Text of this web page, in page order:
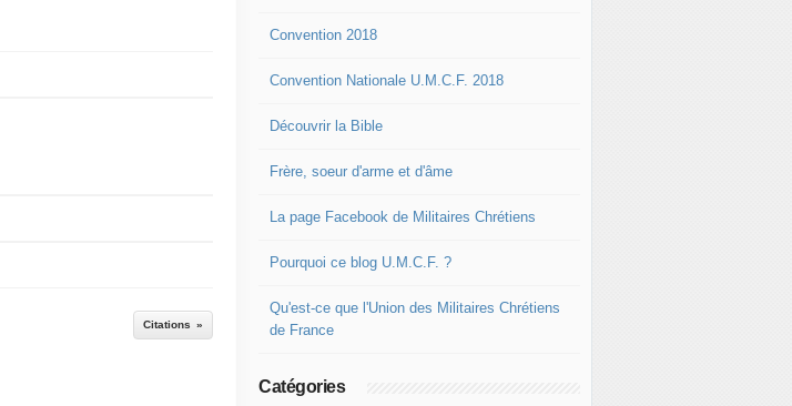
Citations
Convention 2018
Convention Nationale U.M.C.F. 2018
Découvrir la Bible
Frère, soeur d'arme et d'âme
La page Facebook de Militaires Chrétiens
Pourquoi ce blog U.M.C.F. ?
Qu'est-ce que l'Union des Militaires Chrétiens
de France
Catégories